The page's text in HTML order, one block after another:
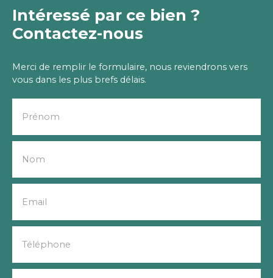
Intéressé par ce bien ?
Contactez-nous
Merci de remplir le formulaire, nous reviendrons vers
vous dans les plus brefs délais.
Prénom
Nom
Email
Téléphone